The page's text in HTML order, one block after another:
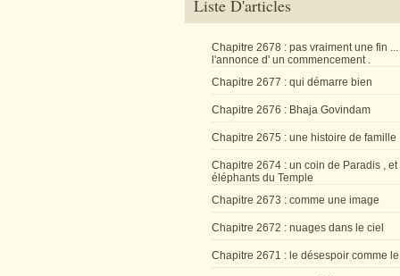
Liste D'articles
Chapitre 2678 : pas vraiment une fin ...
l'annonce d' un commencement .
Chapitre 2677 : qui démarre bien
Chapitre 2676 : Bhaja Govindam
Chapitre 2675 : une histoire de famille
Chapitre 2674 : un coin de Paradis , et
éléphants du Temple
Chapitre 2673 : comme une image
Chapitre 2672 : nuages dans le ciel
Chapitre 2671 : le désespoir comme